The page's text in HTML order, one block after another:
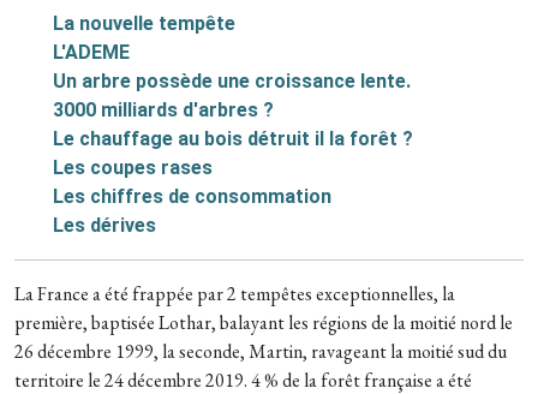
La nouvelle tempête
L'ADEME
Un arbre possède une croissance lente.
3000 milliards d'arbres ?
Le chauffage au bois détruit il la forêt ?
Les coupes rases
Les chiffres de consommation
Les dérives
La France a été frappée par 2 tempêtes exceptionnelles, la
première, baptisée Lothar, balayant les régions de la moitié nord le
26 décembre 1999, la seconde, Martin, ravageant la moitié sud du
territoire le 24 décembre 2019. 4 % de la forêt française a été